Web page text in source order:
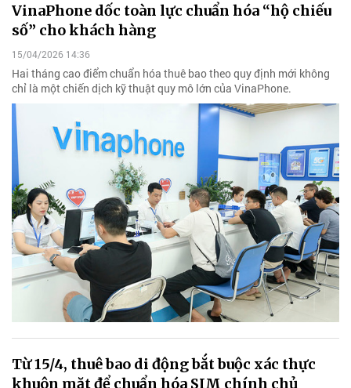
VinaPhone dốc toàn lực chuẩn hóa “hộ chiếu
số” cho khách hàng
15/04/2026 14:36
Hai tháng cao điểm chuẩn hóa thuê bao theo quy định mới không
chỉ là một chiến dịch kỹ thuật quy mô lớn của VinaPhone.
Từ 15/4, thuê bao di động bắt buộc xác thực
khuôn mặt để chuẩn hóa SIM chính chủ